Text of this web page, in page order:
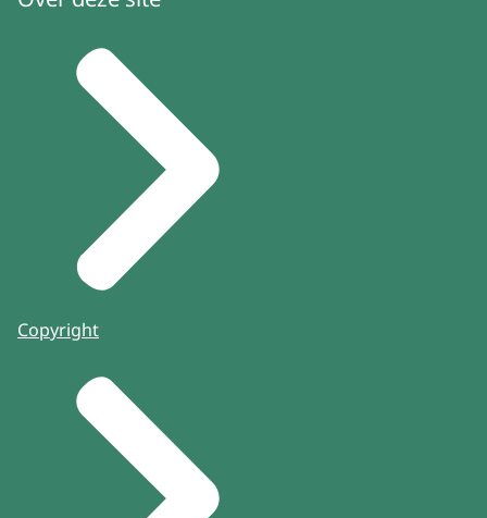
Copyright